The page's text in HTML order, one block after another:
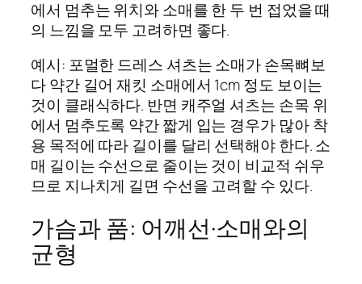
에서 멈추는 위치와 소매를 한 두 번 접었을 때
의 느낌을 모두 고려하면 좋다.
예시: 포멀한 드레스 셔츠는 소매가 손목뼈보
다 약간 길어 재킷 소매에서 1cm 정도 보이는
것이 클래식하다. 반면 캐주얼 셔츠는 손목 위
에서 멈추도록 약간 짧게 입는 경우가 많아 착
용 목적에 따라 길이를 달리 선택해야 한다. 소
매 길이는 수선으로 줄이는 것이 비교적 쉬우
므로 지나치게 길면 수선을 고려할 수 있다.
가슴과 품: 어깨선·소매와의
균형